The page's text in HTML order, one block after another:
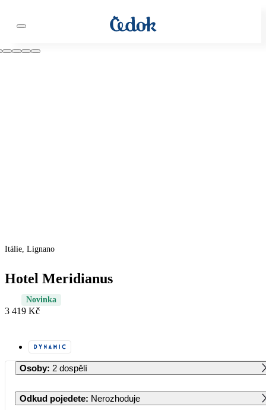
Itálie, Lignano
Hotel Meridianus
Novinka
3 419 Kč
Osoby: 2 dospělí
Odkud pojedete: Nerozhoduje